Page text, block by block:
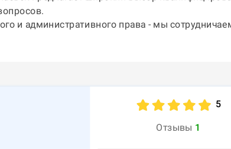
и административного права - мы
5
Отзывы 1